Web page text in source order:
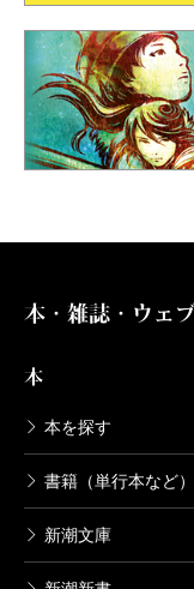
本・雑誌・ウェ
本
本を探す
書籍（単行本など）
新潮文庫